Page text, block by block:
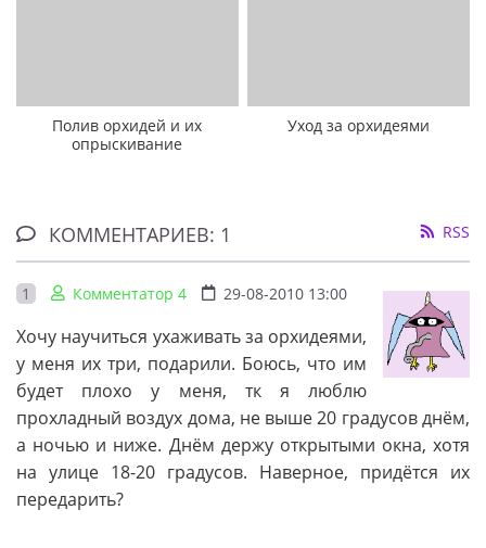
Полив орхидей и их
опрыскивание
Уход за орхидеями
КОММЕНТАРИЕВ: 1 RSS
1 Комментатор 4 29-08-2010 13:00
Хочу научиться ухаживать за орхидеями,
у меня их три, подарили. Боюсь, что им
будет плохо у меня, тк я люблю
прохладный воздух дома, не выше 20 градусов днём,
а ночью и ниже. Днём держу открытыми окна, хотя
на улице 18-20 градусов. Наверное, придётся их
передарить?